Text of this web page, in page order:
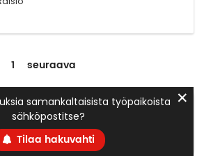
1 seuraava
samankaltaisista työpaikoista
sähköpostitse?
Tilaa hakuvahti
✕